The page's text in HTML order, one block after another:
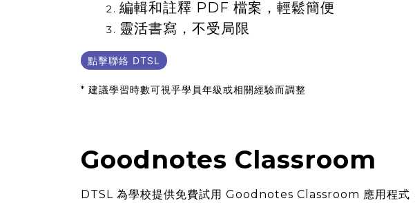
編輯和註釋 PDF 檔案，輕鬆簡便
靈活書寫，不受局限
點擊聯絡 DTSL
* 建議學習時數可視乎學員年級或相關經驗而調整
Goodnotes Classroom
DTSL 為學校提供免費試用 Goodnotes Classroom 應用程